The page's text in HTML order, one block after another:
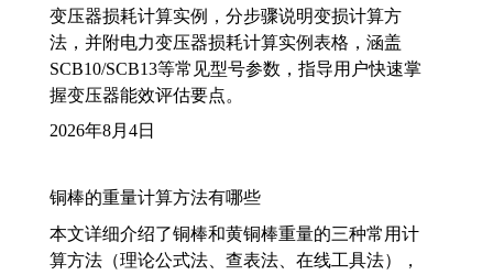
变压器损耗计算实例，分步骤说明变损计算方
法，并附电力变压器损耗计算实例表格，涵盖
SCB10/SCB13等常见型号参数，指导用户快速掌
握变压器能效评估要点。
2026年8月4日
铜棒的重量计算方法有哪些
本文详细介绍了铜棒和黄铜棒重量的三种常用计
算方法（理论公式法、查表法、在线工具法），